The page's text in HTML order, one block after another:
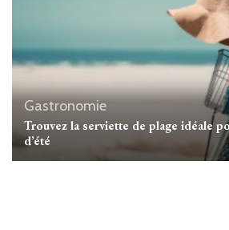
Gastronomie
Trouvez la serviette de plage idéale
d’été